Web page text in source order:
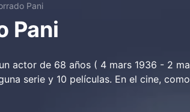
Pani
Pani
actor de 68 años ( 4 mars 1936 - 2
serie y 10 películas. En el cine,